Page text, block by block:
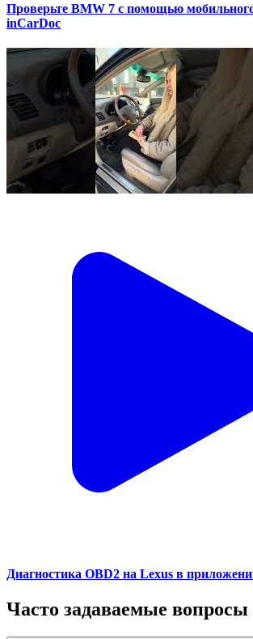
Проверьте BMW 7 с помощью
inCarDoc
Диагностика OBD2 на Lexus в
Часто задаваемые вопросы